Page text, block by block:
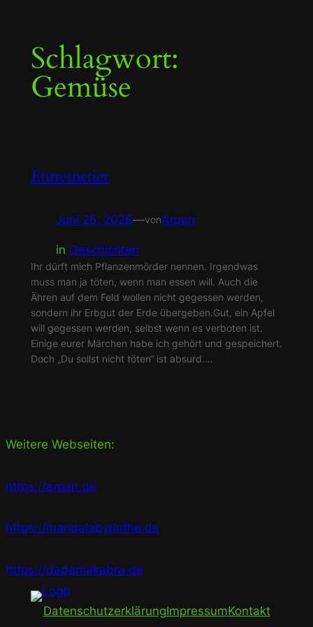
Inhalt
springenSchlagwort:
Gemüse
Entremetier
Juni 25, 2026—vonArpan
in Geschichten
Ihr dürft mich Pflanzenmörder nennen. Irgendwas
muss man ja töten, wenn man essen will. Auch die
Ähren auf dem Feld wollen nicht gegessen werden,
sondern ihr Erbgut der Erde übergeben.Gut, ein Apfel
will gegessen werden, selbst wenn es verboten ist.
Einige eurer Märchen habe ich gehört und gespeichert.
Doch „Du sollst nicht töten“ ist absurd.…
Weitere Webseiten:
https://arpan.de
https://mandalabyrinthe.de
https://dadamakabra.de
DatenschutzerklärungImpressumKontakt